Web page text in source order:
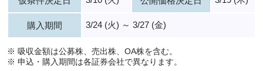
購入期間 3/24 (火) ～ 3/27 (金)
※ 吸収金額は公募株、売出株、OA株を含む。
※ 申込・購入期間は各証券会社で異なります。